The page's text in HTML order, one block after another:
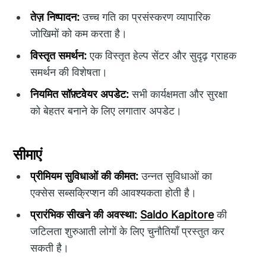
तेज़ निष्पादन:उच्च गति का प्रसंस्करण व्यापारिक
जोखिमों को कम करता है।
विस्तृत समर्थन:एक विस्तृत हेल्प सेंटर और सुदृढ़ ग्राहक
समर्थन की विशेषता।
नियमित सॉफ़्टवेयर अपडेट:सभी कार्यक्षमता और सुरक्षा
को बेहतर बनाने के लिए लगातार अपडेट।
सीमाएं
प्रीमियम सुविधाओं की कीमत:उन्नत सुविधाओं का
एक्सेस सब्सक्रिप्शन की आवश्यकता होती है।
प्रारंभिक सीखने की अवस्था: Saldo Kapitoreकी
जटिलता शुरुआती लोगों के लिए चुनौतियाँ प्रस्तुत कर
सकती है।